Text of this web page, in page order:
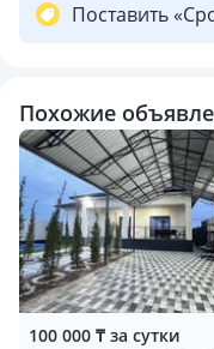
Поставить
Похожие
100 000 ₸ за сутки